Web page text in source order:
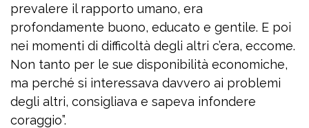
prevalere il rapporto umano, era
profondamente buono, educato e gentile. E poi
nei momenti di difficoltà degli altri c’era, eccome.
Non tanto per le sue disponibilità economiche,
ma perché si interessava davvero ai problemi
degli altri, consigliava e sapeva infondere
coraggio”.